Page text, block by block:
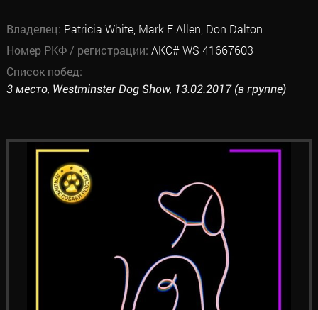
Владелец: Patricia White, Mark E Allen, Don Dalton
Номер РКФ / регистрации: AKC# WS 41667603
Список побед:
3 место, Westminster Dog Show, 13.02.2017 (в группе)